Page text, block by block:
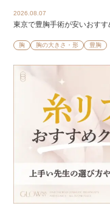
2026.08.07
東京で豊胸手術が安いおす
胸 胸の大きさ・形 豊胸